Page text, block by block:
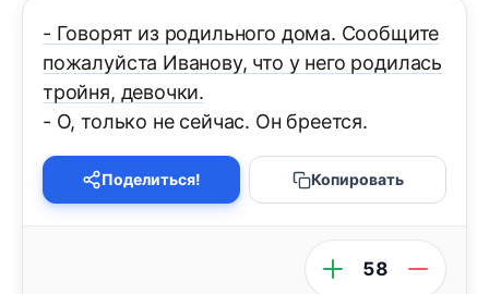
- Говорят из родильного дома. Сообщите
пожалуйста Иванову, что у него родилась
тройня, девочки.
- О, только не сейчас. Он бреется.
Поделиться! Копировать
58